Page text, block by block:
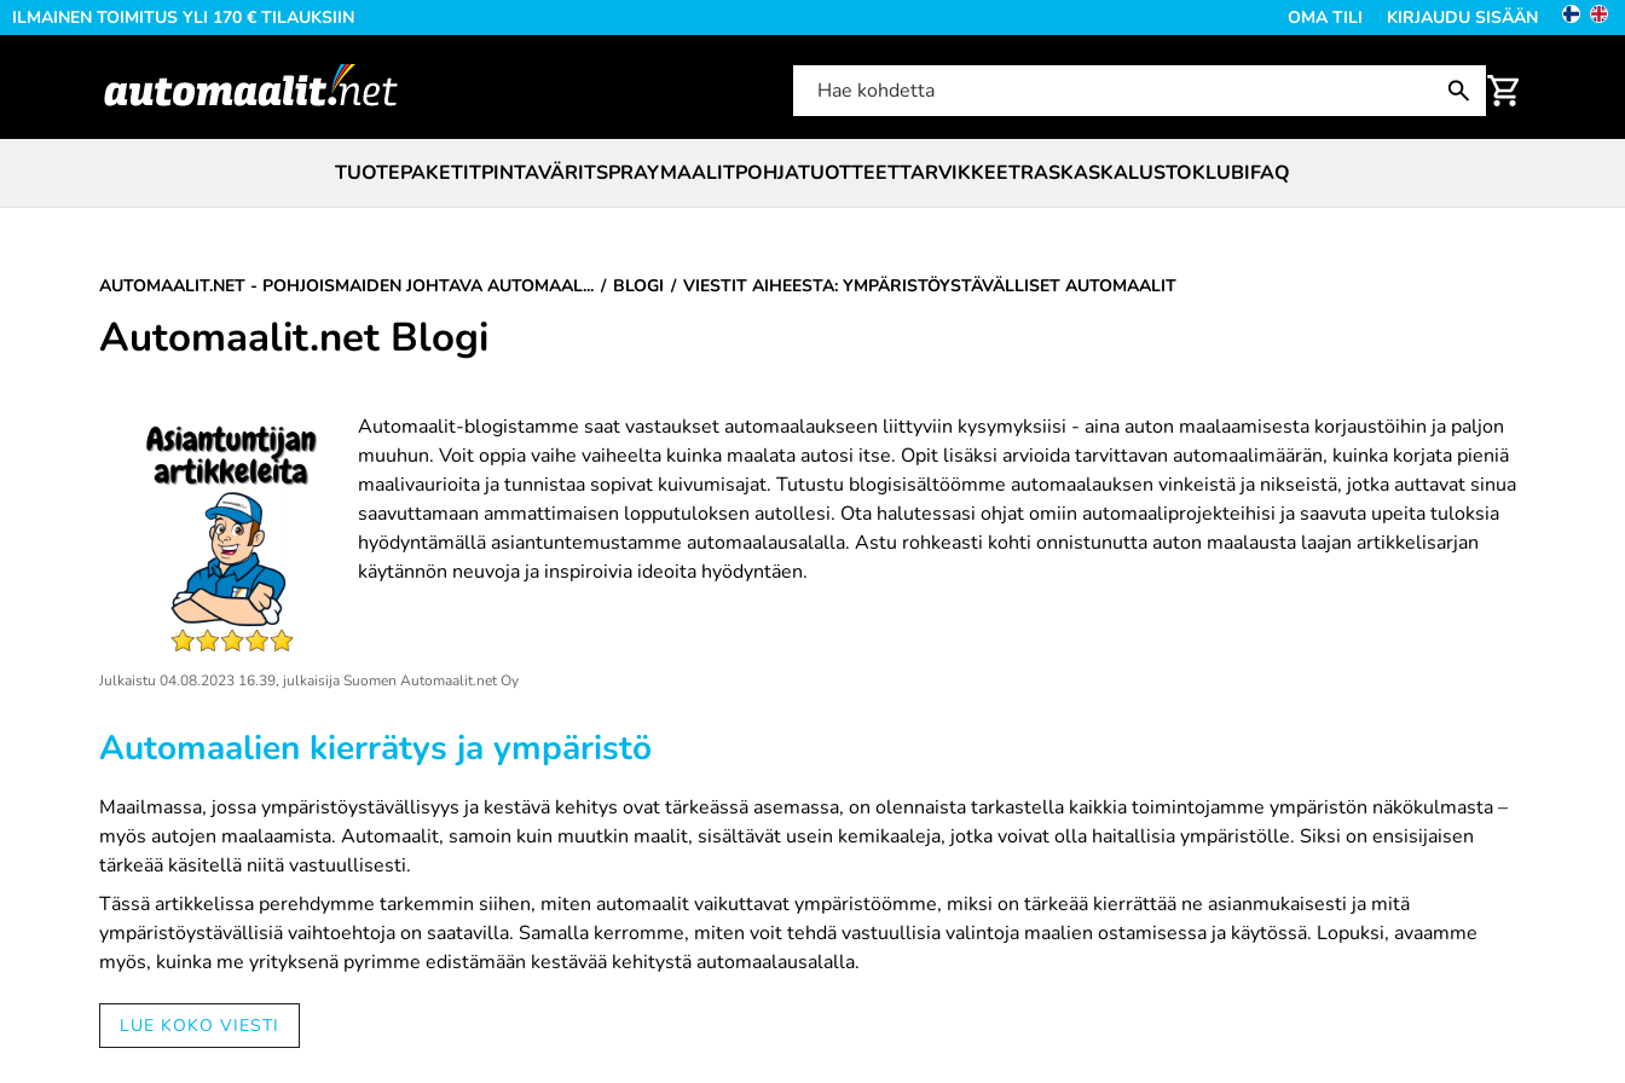
ILMAINEN TOIMITUS YLI 170 € TILAUKSIIN OMA TILI KIRJAUDU SISÄÄN
TUOTEPAKETITPINTAVÄRITSPRAYMAALITPOHJATUOTTEETTARVIKKEETRASKASKALUSTOKLUBIFAQ
AUTOMAALIT.NET - POHJOISMAIDEN JOHTAVA AUTOMAAL... BLOGI VIESTIT AIHEESTA: YMPÄRISTÖYSTÄVÄLLISET AUTOMAALIT
Automaalit.net Blogi
Automaalit-blogistamme saat vastaukset automaalaukseen liittyviin kysymyksiisi - aina auton maalaamisesta korjaustöihin ja paljon
muuhun. Voit oppia vaihe vaiheelta kuinka maalata autosi itse. Opit lisäksi arvioida tarvittavan automaalimäärän, kuinka korjata pieniä
maalivaurioita ja tunnistaa sopivat kuivumisajat. Tutustu blogisisältöömme automaalauksen vinkeistä ja nikseistä, jotka auttavat sinua
saavuttamaan ammattimaisen lopputuloksen autollesi. Ota halutessasi ohjat omiin automaaliprojekteihisi ja saavuta upeita tuloksia
hyödyntämällä asiantuntemustamme automaalausalalla. Astu rohkeasti kohti onnistunutta auton maalausta laajan artikkelisarjan
käytännön neuvoja ja inspiroivia ideoita hyödyntäen.
Julkaistu 04.08.2023 16.39, julkaisijaSuomen Automaalit.net Oy
Automaalien kierrätys ja ympäristö
Maailmassa, jossa ympäristöystävällisyys ja kestävä kehitys ovat tärkeässä asemassa, on olennaista tarkastella kaikkia toimintojamme ympäristön näkökulmasta –
myös autojen maalaamista. Automaalit, samoin kuin muutkin maalit, sisältävät usein kemikaaleja, jotka voivat olla haitallisia ympäristölle. Siksi on ensisijaisen
tärkeää käsitellä niitä vastuullisesti.
Tässä artikkelissa perehdymme tarkemmin siihen, miten automaalit vaikuttavat ympäristöömme, miksi on tärkeää kierrättää ne asianmukaisesti ja mitä
ympäristöystävällisiä vaihtoehtoja on saatavilla. Samalla kerromme, miten voit tehdä vastuullisia valintoja maalien ostamisessa ja käytössä. Lopuksi, avaamme
myös, kuinka me yrityksenä pyrimme edistämään kestävää kehitystä automaalausalalla.
Automaalien vaikutus ympäristöön
LUE KOKO VIESTI